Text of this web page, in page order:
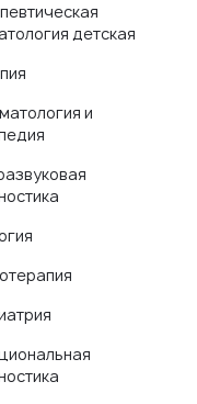
детская
и